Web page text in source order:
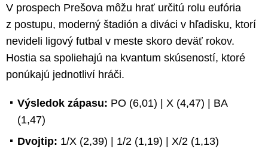
V prospech Prešova môžu hrať určitú rolu eufória
z postupu, moderný štadión a diváci v hľadisku, ktorí
nevideli ligový futbal v meste skoro deväť rokov.
Hostia sa spoliehajú na kvantum skúseností, ktoré
ponúkajú jednotliví hráči.
Výsledok zápasu: PO (6,01) | X (4,47) | BA
(1,47)
Dvojtip: 1/X (2,39) | 1/2 (1,19) | X/2 (1,13)